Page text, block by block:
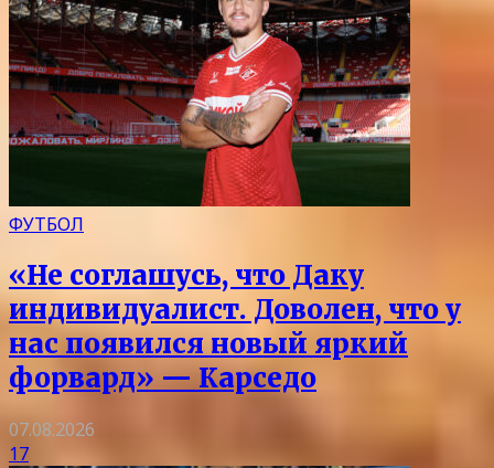
ФУТБОЛ
«Не соглашусь, что Даку
индивидуалист. Доволен, что у
нас появился новый яркий
форвард» — Карседо
07.08.2026
17